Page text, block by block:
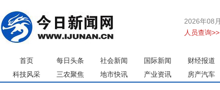
2026年08
人员查询>>
首页 每日头条 社会新闻 国际新闻
财经报道
科技风采
三农聚焦 地市快讯 产业资讯 房产汽车